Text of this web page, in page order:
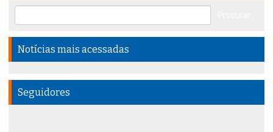
Notícias mais acessadas
Seguidores